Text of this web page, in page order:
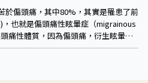
於偏頭痛，其中80%，其實是罹患了前
也就是偏頭痛性眩暈症（migrainous
痛性體質，因為偏頭痛，衍生眩暈
，造成又痛又暈的困境。那麼，偏頭痛